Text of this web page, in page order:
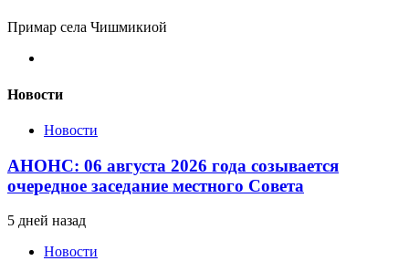
Примар села Чишмикиой
Новости
Новости
АНОНС: 06 августа 2026 года созывается
очередное заседание местного Совета
5 дней назад
Новости